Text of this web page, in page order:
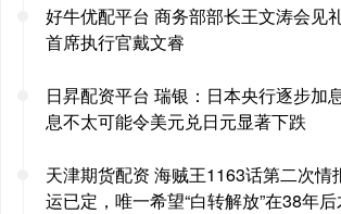
好牛优配平台 商务部部长王文涛会见
首席执行官戴文睿
日昇配资平台 瑞银：日本央行逐步加
息不太可能令美元兑日元显著下跌
天津期货配资 海贼王1163话第二次情
运已定，唯一希望“白转解放”在38年